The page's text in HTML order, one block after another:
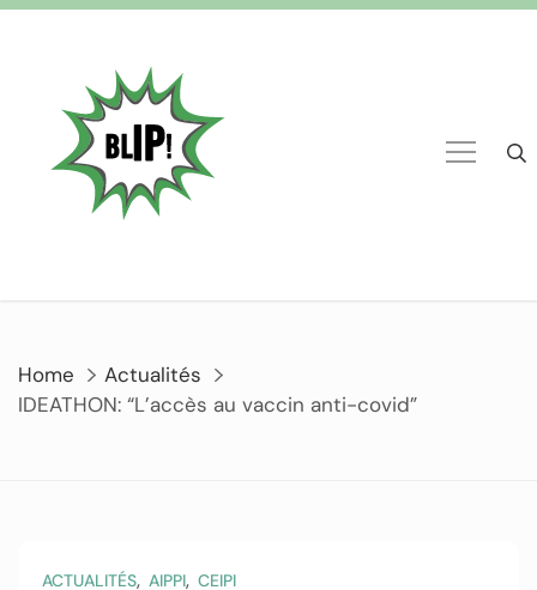
Home
Actualités
IDEATHON: “L’accès au vaccin anti-covid”
ACTUALITÉS, AIPPI, CEIPI